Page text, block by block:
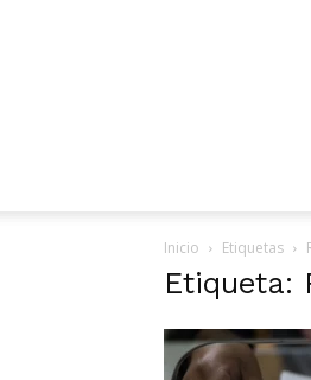
Inicio Etiquetas
Etiqueta: